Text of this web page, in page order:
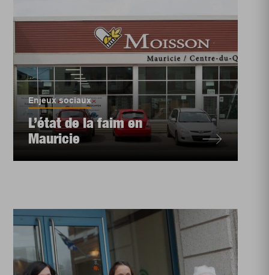
Enjeux sociaux
L’état de la faim en
Mauricie